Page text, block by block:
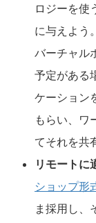
ロジーを使
に与えよう
バーチャル
予定がある
ケーション
もらい、ワ
てそれを共
リモートに
ショップ形
ま採用し、